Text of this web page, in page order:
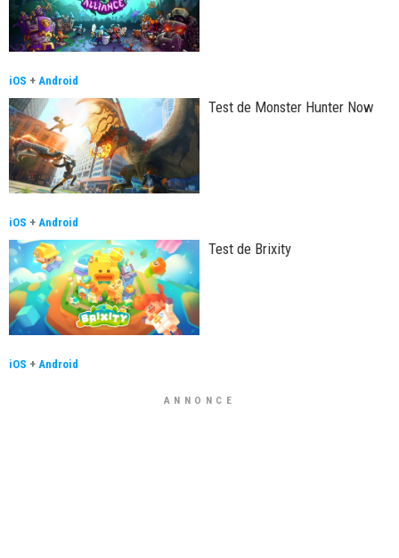
iOS + Android
Test de Monster Hunter Now
iOS + Android
Test de Brixity
iOS + Android
ANNONCE